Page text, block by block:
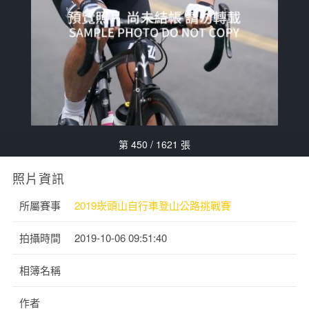
第 450 / 1621 張
照片資訊
所屬賽事 2019崁頭山自行車登山公路挑戰賽
拍攝時間 2019-10-06 09:51:40
相簿名稱
作者